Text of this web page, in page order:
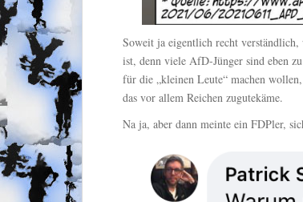
Soweit ja eigentlich recht
ist, denn viele AfD-Jünger sind eben
für die „kleinen Leute“ machen
das vor allem Reichen zugutekäme.
Na ja, aber dann meinte ein FDPler,